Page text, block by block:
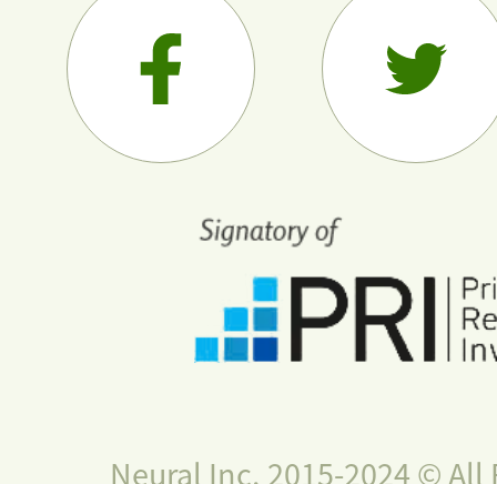
Neural Inc. 2015-2024 © All